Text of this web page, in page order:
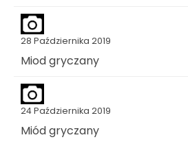
28 Października 2019
Miod gryczany
24 Października 2019
Miód gryczany